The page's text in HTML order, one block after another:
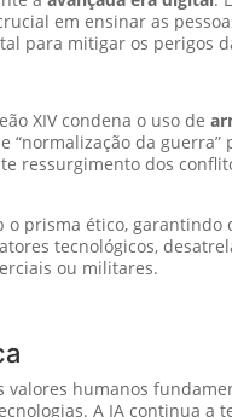
em ensinar as
para mitigar os
XIV condena o uso de
da
ressurgimento dos
prisma ético,
tecnológicos,
ou militares.
valores humanos
A IA continua a